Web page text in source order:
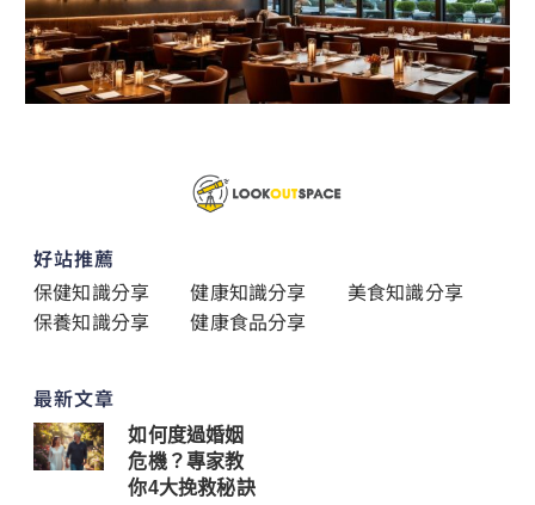
好站推薦
保健知識分享
健康知識分享
美食知識分享
保養知識分享
健康食品分享
最新文章
如何度過婚姻
危機？專家教
你4大挽救秘訣